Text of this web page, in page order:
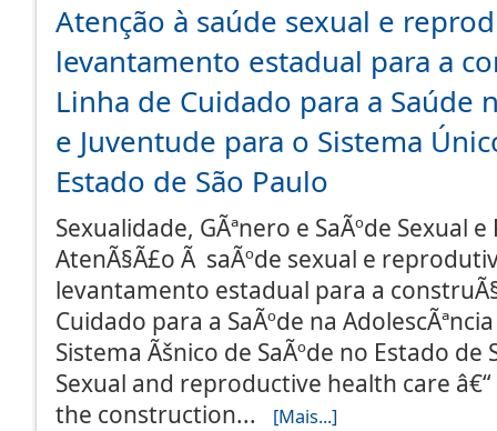
Atenção à saúde sexual e
levantamento estadual para a
Linha de Cuidado para a Saúde
e Juventude para o Sistema
Estado de São Paulo
Sexualidade, GÃªnero e SaÃºde Sexual
AtenÃ§Ã£o Ã saÃºde sexual e
levantamento estadual para a
Cuidado para a SaÃºde na
Sistema Ãšnico de SaÃºde no Estado de
Sexual and reproductive health care
the construction...
[Mais...]